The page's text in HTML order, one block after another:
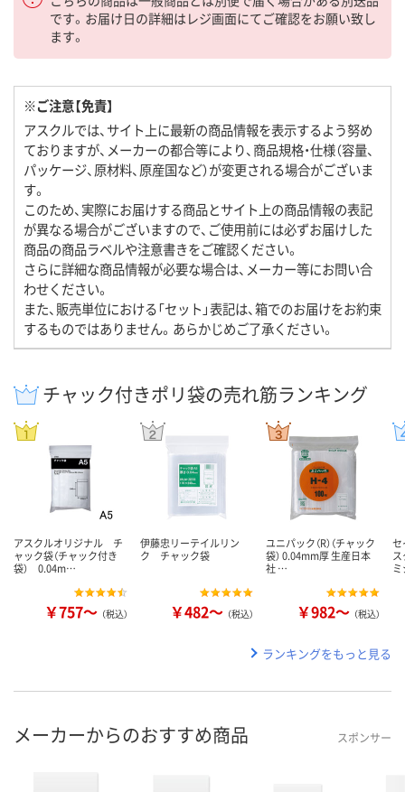
です。お届け日の詳細はレジ画面にてご確認をお願い致し
ます。
※ご注意【免責】
アスクルでは、サイト上に最新の商品情報を表示するよう努め
ておりますが、メーカーの都合等により、商品規格・仕様（容量、
パッケージ、原材料、原産国など）が変更される場合がございま
す。
このため、実際にお届けする商品とサイト上の商品情報の表記
が異なる場合がございますので、ご使用前には必ずお届けした
商品の商品ラベルや注意書きをご確認ください。
さらに詳細な商品情報が必要な場合は、メーカー等にお問い合
わせください。
また、販売単位における「セット」表記は、箱でのお届けをお約束
するものではありません。あらかじめご了承ください。
チャック付きポリ袋の売れ筋ランキング
アスクルオリジナル チ
ャック袋（チャック付き
袋） 0.04m…
￥757～ （税込）
伊藤忠リーテイルリン
ク チャック袋
￥482～ （税込）
ユニパック（R）（チャック
袋） 0.04mm厚 生産日本
社 …
￥982～ （税込）
セ
ランキングをもっと見る
メーカーからのおすすめ商品 スポンサー